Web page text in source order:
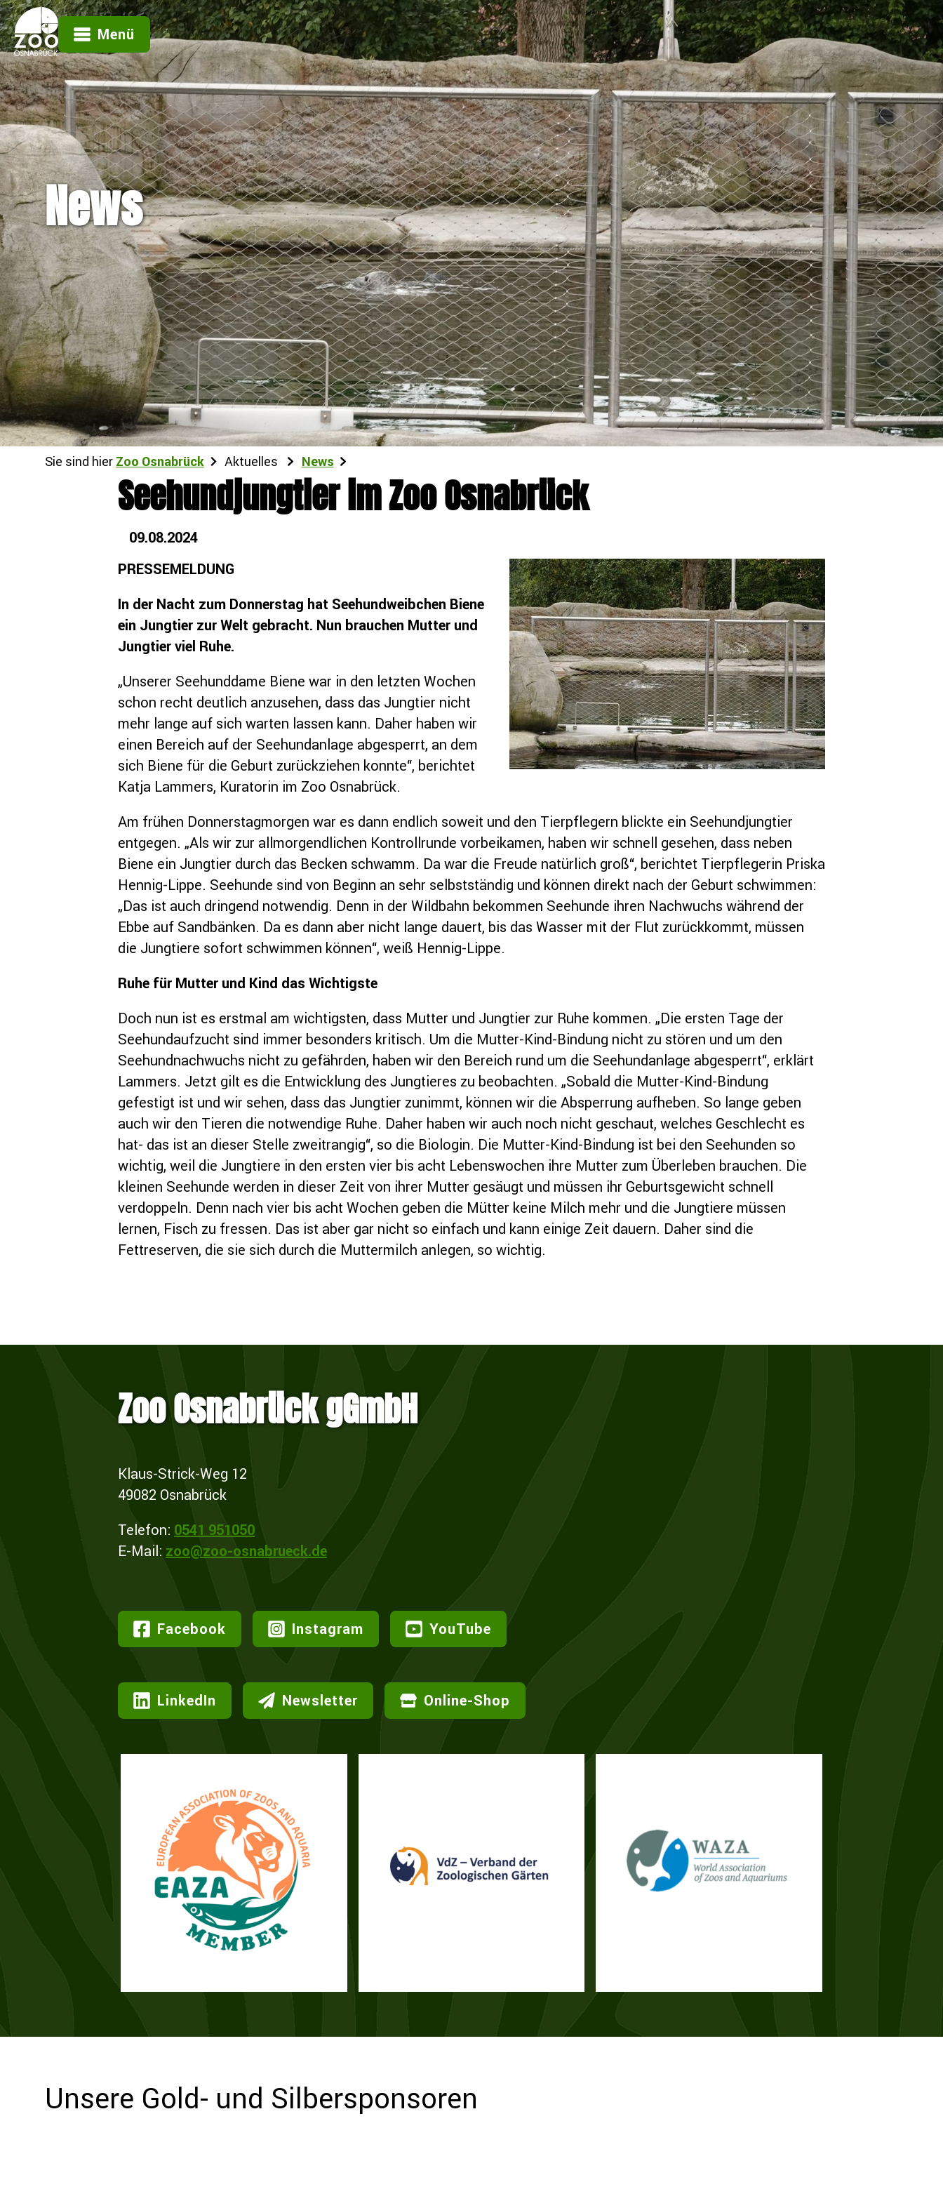
Menü
News
Sie sind hier Zoo Osnabrück Aktuelles News
Seehundjungtier im Zoo Osnabrück
09.08.2024
PRESSEMELDUNG
In der Nacht zum Donnerstag hat Seehundweibchen Biene
ein Jungtier zur Welt gebracht. Nun brauchen Mutter und
Jungtier viel Ruhe.
„Unserer Seehunddame Biene war in den letzten Wochen
schon recht deutlich anzusehen, dass das Jungtier nicht
mehr lange auf sich warten lassen kann. Daher haben wir
einen Bereich auf der Seehundanlage abgesperrt, an dem
sich Biene für die Geburt zurückziehen konnte“, berichtet
Katja Lammers, Kuratorin im Zoo Osnabrück.
Am frühen Donnerstagmorgen war es dann endlich soweit und den Tierpflegern blickte ein Seehundjungtier
entgegen. „Als wir zur allmorgendlichen Kontrollrunde vorbeikamen, haben wir schnell gesehen, dass neben
Biene ein Jungtier durch das Becken schwamm. Da war die Freude natürlich groß“, berichtet Tierpflegerin Priska
Hennig-Lippe. Seehunde sind von Beginn an sehr selbstständig und können direkt nach der Geburt schwimmen:
„Das ist auch dringend notwendig. Denn in der Wildbahn bekommen Seehunde ihren Nachwuchs während der
Ebbe auf Sandbänken. Da es dann aber nicht lange dauert, bis das Wasser mit der Flut zurückkommt, müssen
die Jungtiere sofort schwimmen können“, weiß Hennig-Lippe.
Ruhe für Mutter und Kind das Wichtigste
Doch nun ist es erstmal am wichtigsten, dass Mutter und Jungtier zur Ruhe kommen. „Die ersten Tage der
Seehundaufzucht sind immer besonders kritisch. Um die Mutter-Kind-Bindung nicht zu stören und um den
Seehundnachwuchs nicht zu gefährden, haben wir den Bereich rund um die Seehundanlage abgesperrt“, erklärt
Lammers. Jetzt gilt es die Entwicklung des Jungtieres zu beobachten. „Sobald die Mutter-Kind-Bindung
gefestigt ist und wir sehen, dass das Jungtier zunimmt, können wir die Absperrung aufheben. So lange geben
auch wir den Tieren die notwendige Ruhe. Daher haben wir auch noch nicht geschaut, welches Geschlecht es
hat- das ist an dieser Stelle zweitrangig“, so die Biologin. Die Mutter-Kind-Bindung ist bei den Seehunden so
wichtig, weil die Jungtiere in den ersten vier bis acht Lebenswochen ihre Mutter zum Überleben brauchen. Die
kleinen Seehunde werden in dieser Zeit von ihrer Mutter gesäugt und müssen ihr Geburtsgewicht schnell
verdoppeln. Denn nach vier bis acht Wochen geben die Mütter keine Milch mehr und die Jungtiere müssen
lernen, Fisch zu fressen. Das ist aber gar nicht so einfach und kann einige Zeit dauern. Daher sind die
Fettreserven, die sie sich durch die Muttermilch anlegen, so wichtig.
Zoo Osnabrück gGmbH
Klaus-Strick-Weg 12
49082 Osnabrück
Telefon: 0541 951050
E-Mail: zoo@zoo-osnabrueck.de
Facebook Instagram YouTube
LinkedIn Newsletter Online-Shop
Unsere Gold- und Silbersponsoren